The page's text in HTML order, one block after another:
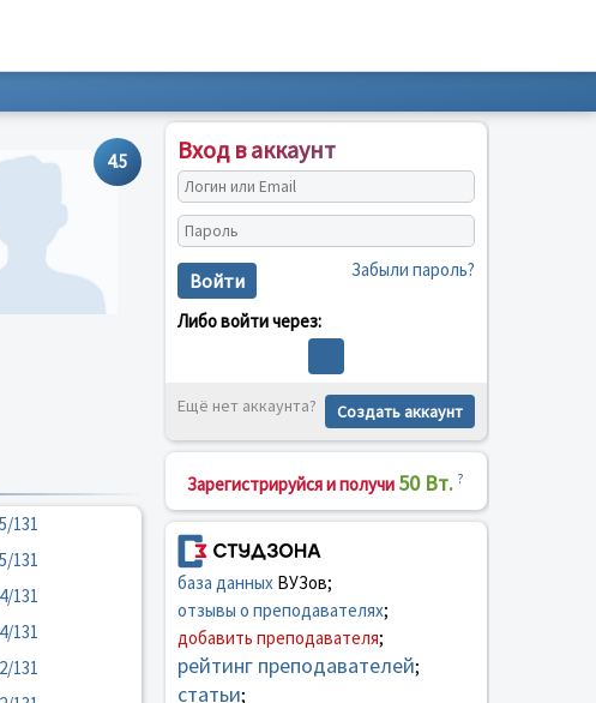
4.5
131
131
131
131
131
Вход в аккаунт
Войти Забыли пароль?
Либо войти через:
Ещё нет аккаунта? Создать аккаунт
Зарегистрируйся и получи 50 Вт. ?
база данныхВУЗов;
отзывы о преподавателях;
добавить преподавателя;
рейтинг преподавателей;
статьи;